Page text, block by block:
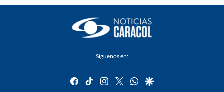
Síguenos en:
facebook
tiktok instagram
twitterwhatsapp
google